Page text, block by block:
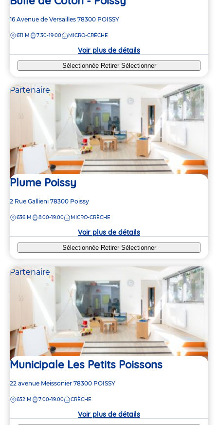
Adresse
la
16 Avenue de Versailles 78300 POISSY
DISTANCE
611 M 7:30-19:00 MICRO-CRÈCHE
Voir plus de détails
Sélectionnée Retirer Sélectionner
Partenaire
Plume Poissy
Adresse
la
2 Rue Gallieni 78300 Poissy
DISTANCE
636 M 8:00-19:00 MICRO-CRÈCHE
Voir plus de détails
Sélectionnée Retirer Sélectionner
Partenaire
Municipale Les Petits Poissons
Adresse
la
22 avenue Meissonier 78300 POISSY
DISTANCE
652 M 7:00-19:00 CRÈCHE
Voir plus de détails